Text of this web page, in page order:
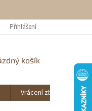
Přihlášení
košík
Vrácení zboží
O